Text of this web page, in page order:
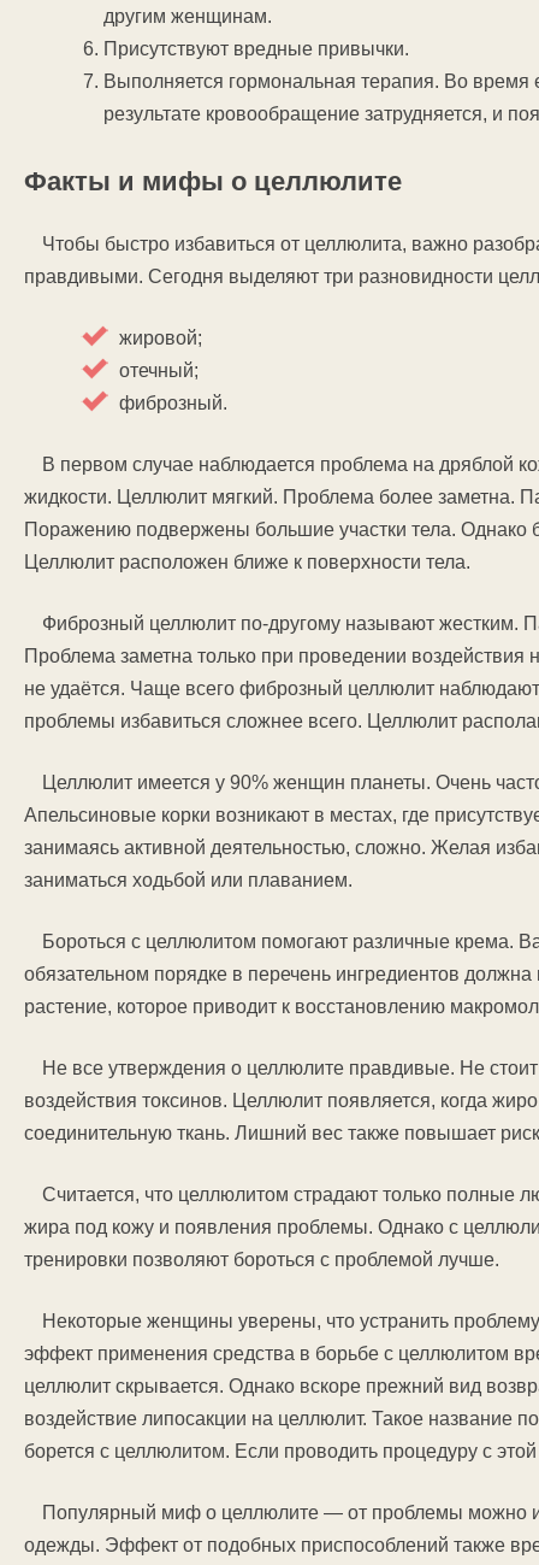
другим женщинам.
Присутствуют вредные привычки.
Выполняется гормональная терапия. Во
результате кровообращение затрудняется, и
Факты и мифы о целлюлите
Чтобы быстро избавиться от целлюлита, важно
правдивыми. Сегодня выделяют три разновидности
жировой;
отечный;
фиброзный.
В первом случае наблюдается проблема на дряблой
жидкости. Целлюлит мягкий. Проблема более заметна.
Поражению подвержены большие участки тела. Однако
Целлюлит расположен ближе к поверхности тела.
Фиброзный целлюлит по-другому называют жестким.
Проблема заметна только при проведении
не удаётся. Чаще всего фиброзный целлюлит
проблемы избавиться сложнее всего. Целлюлит
Целлюлит имеется у 90% женщин планеты. Очень
Апельсиновые корки возникают в местах, где
занимаясь активной деятельностью, сложно. Желая
заниматься ходьбой или плаванием.
Бороться с целлюлитом помогают различные крема.
обязательном порядке в перечень ингредиентов
растение, которое приводит к восстановлению
Не все утверждения о целлюлите правдивые. Не стоит
воздействия токсинов. Целлюлит появляется, когда
соединительную ткань. Лишний вес также повышает
Считается, что целлюлитом страдают только полные
жира под кожу и появления проблемы. Однако с
тренировки позволяют бороться с проблемой лучше.
Некоторые женщины уверены, что устранить
эффект применения средства в борьбе с целлюлитом
целлюлит скрывается. Однако вскоре прежний вид
воздействие липосакции на целлюлит. Такое название
борется с целлюлитом. Если проводить процедуру с
Популярный миф о целлюлите — от проблемы можно
одежды. Эффект от подобных приспособлений также